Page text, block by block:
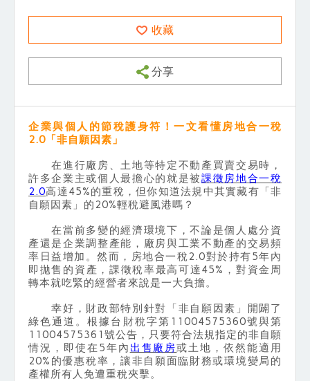
收藏
分享
企業與個人的節稅護身符！一文看懂房地合一稅
2.0「非自願因素」
在進行廠房、土地等特定不動產買賣交易時，
許多企業主或個人最擔心的就是被課徵房地合一稅
2.0高達45%的重稅，但你知道法規中其實藏有「非
自願因素」的20%輕稅避風港嗎？
在當前多變的經濟環境下，不論是個人處分資
產還是企業調整產能，廠房與工業不動產的交易頻
率日益增加。然而，房地合一稅2.0對於持有5年內
即拋售的資產，課徵稅率最高可達45%，對資金周
轉本就吃緊的經營者來說是一大負擔。
幸好，財政部特別針對「非自願因素」開闢了
綠色通道。根據台財稅字第11004575360號與第
11004575361號公告，只要符合法規指定的非自願
情況，即使在5年內 出售廠房或土地，依然能適用
20%的優惠稅率，讓非自願面臨財務或環境變局的
產權所有人免遭重稅夾擊。